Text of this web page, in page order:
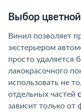
Выбор
Винил позволяет
экстерьером
просто удаляется
лакокрасочного
использовать не
отдельных частей
зависит только от